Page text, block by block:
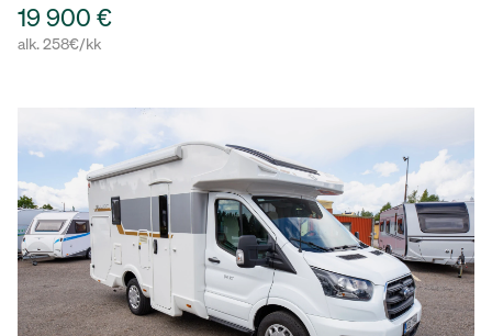
19 900 €
alk. 258€/kk